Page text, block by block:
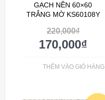
GẠCH NỀN 60×60
TRẮNG MỜ KS60108Y
220,000₫
170,000₫
THÊM VÀO GIỎ HÀNG